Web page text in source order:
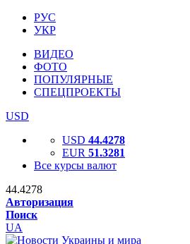
РУС
УКР
ВИДЕО
ФОТО
ПОПУЛЯРНЫЕ
СПЕЦПРОЕКТЫ
USD
USD 44.4278
EUR 51.3281
Все курсы валют
44.4278
Авторизация
Поиск
UA